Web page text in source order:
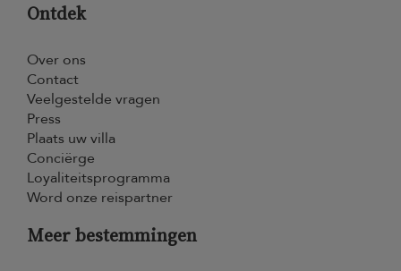
Ontdek
Over ons
Contact
Veelgestelde vragen
Press
Plaats uw villa
Conciërge
Loyaliteitsprogramma
Word onze reispartner
Meer bestemmingen